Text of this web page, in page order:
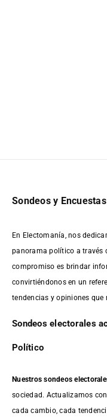
Sondeos y
En Electomanía, nos
panorama político a través
compromiso es brindar
convirtiéndonos en un
tendencias y opiniones
Sondeos electorales
Político
Nuestros sondeos
sociedad. Actualizamos
cada cambio, cada